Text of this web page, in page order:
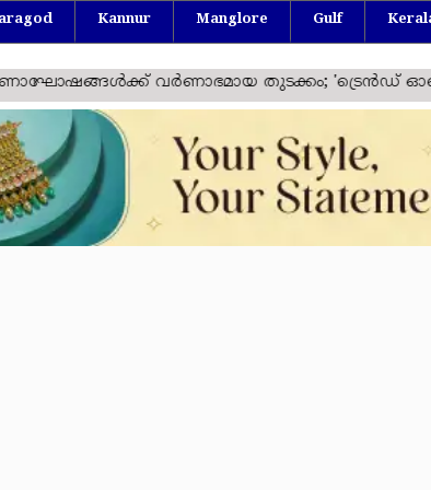
Kannur Manglore Gulf